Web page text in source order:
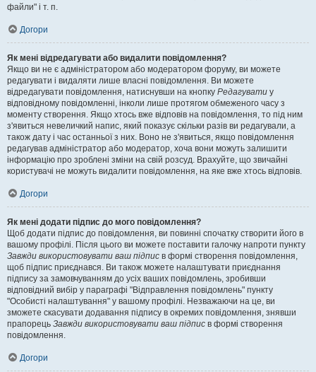
файли" і т. п.
Догори
Як мені відредагувати або видалити повідомлення?
Якщо ви не є адміністратором або модератором форуму, ви можете
редагувати і видаляти лише власні повідомлення. Ви можете
відредагувати повідомлення, натиснувши на кнопку Редагувати у
відповідному повідомленні, інколи лише протягом обмеженого часу з
моменту створення. Якщо хтось вже відповів на повідомлення, то під ним
з'явиться невеличкий напис, який показує скільки разів ви редагували, а
також дату і час останньої з них. Воно не з'явиться, якщо повідомлення
редагував адміністратор або модератор, хоча вони можуть залишити
інформацію про зроблені зміни на свій розсуд. Врахуйте, що звичайні
користувачі не можуть видалити повідомлення, на яке вже хтось відповів.
Догори
Як мені додати підпис до мого повідомлення?
Щоб додати підпис до повідомлення, ви повинні спочатку створити його в
вашому профілі. Після цього ви можете поставити галочку напроти пункту
Завжди використовувати ваш підпис в формі створення повідомлення,
щоб підпис приєднався. Ви також можете налаштувати приєднання
підпису за замовчуванням до усіх ваших повідомлень, зробивши
відповідний вибір у параграфі "Відправлення повідомлень" пункту
"Особисті налаштування" у вашому профілі. Незважаючи на це, ви
зможете скасувати додавання підпису в окремих повідомлення, знявши
прапорець Завжди використовувати ваш підпис в формі створення
повідомлення.
Догори